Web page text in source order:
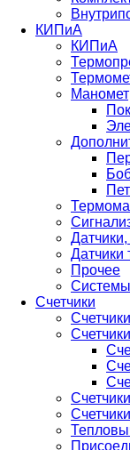
КИПиА
КИПиА
Датчики
Прочее
Системы
Счетчики
Счетчики